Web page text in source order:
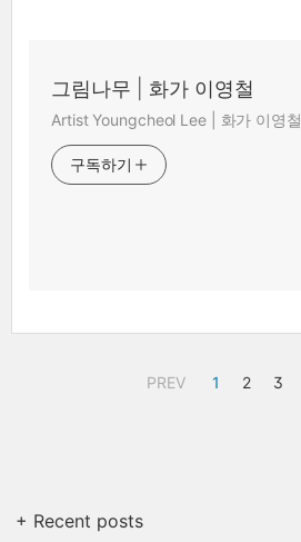
그림나무 | 화가 이영철
Artist Youngcheol Lee | 화가 이영철
구독하기
PREV 1 2 3
+ Recent posts